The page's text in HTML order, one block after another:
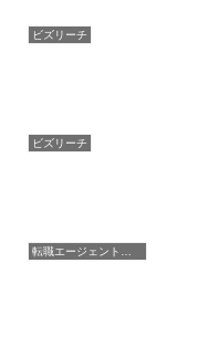
ビズリーチ
ビズリーチ